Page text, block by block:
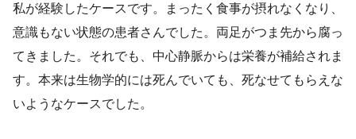
私が経験したケースです。まったく食事が摂れなくなり、
意識もない状態の患者さんでした。両足がつま先から腐っ
てきました。それでも、中心静脈からは栄養が補給されま
す。本来は生物学的には死んでいても、死なせてもらえな
いようなケースでした。